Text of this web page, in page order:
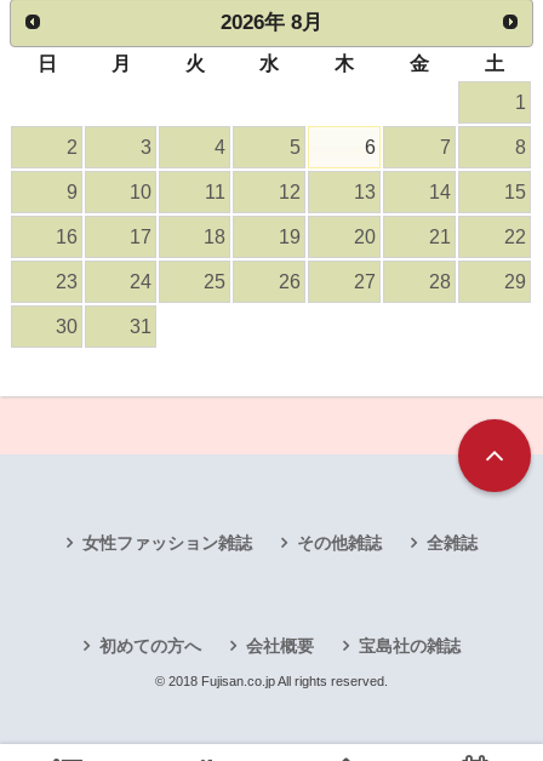
2026年 8月
日 月 火 水 木 金
土
1
2 3 4 5 6 7 8
9 10 11 12 13 14 15
16 17 18 19 20 21 22
23 24 25 26 27 28 29
30 31
女性ファッション雑誌 その他雑誌 全雑誌
初めての方へ 会社概要 宝島社の雑誌
© 2018 Fujisan.co.jp All rights reserved.